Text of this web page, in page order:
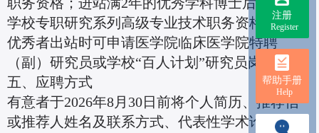
学校专职研究系列高级专业技术职务资格。特别
优秀者出站时可申请医学院临床医学院特聘
（副）研究员或学校“百人计划”研究员岗位。
五、应聘方式
有意者于2026年8月30日前将个人简历、推荐信
或推荐人姓名及联系方式、代表性学术论文全文
注册
Register
帮助手册
Help